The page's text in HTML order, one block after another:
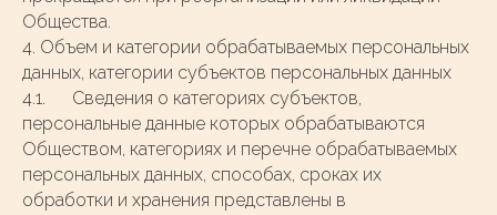
Общества.
4. Объем и категории обрабатываемых персональных
данных, категории субъектов персональных данных
4.1. Сведения о категориях субъектов,
персональные данные которых обрабатываются
Обществом, категориях и перечне обрабатываемых
персональных данных, способах, сроках их
обработки и хранения представлены в